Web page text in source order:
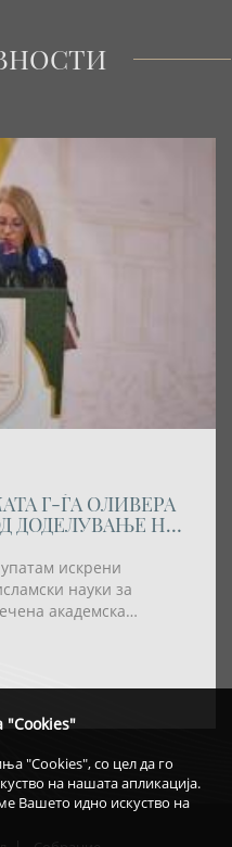
"Cookies"
"Cookies", со цел да го
на нашата апликација.
Вашето идно искуство на
Г-ЃА ОЛИВЕРА
ДОДЕЛУВАЊЕ НА
НА ИВЗ
искрени
науки за
академска
„Doctor Honoris
на Реис-ул-улема Хаџи